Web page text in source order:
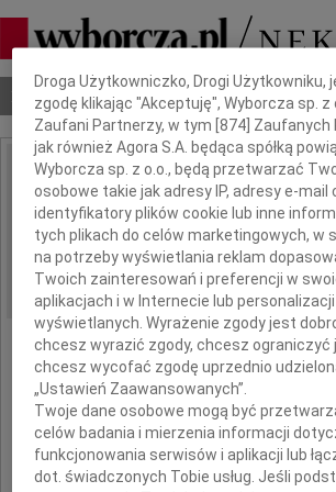
Nekrologi Odeszli Poradnik pogrzebowy
IMIĘ I NAZWISKO: Maciej
REGION: Gdańsk
DATA EMISJI: 05.09.2011
dr
Dbamy o Twoją prywatność
Droga Użytkowniczko, Drogi Użytkowniku,
zgodę klikając "Akceptuję", Wyborcza sp. z
Zaufani Partnerzy, w tym [874 ]
jak również Agora S.A. będąca spółką
Wyborcza sp. z o.o., będą przetwarzać
osobowe takie jak adresy IP, adresy e-mail
identyfikatory plików cookie lub inne
tych plikach do celów marketingowych, w
na potrzeby wyświetlania reklam
Twoich zainteresowań i preferencji w
aplikacjach i w Internecie lub
wyświetlanych. Wyrażenie zgody jest
chcesz wyrazić zgody, chcesz ograniczyć
chcesz wycofać zgodę uprzednio
„Ustawień Zaawansowanych”.
Twoje dane osobowe mogą być
celów badania i mierzenia informacji
funkcjonowania serwisów i aplikacji lub
dot. świadczonych Tobie usług. Jeśli